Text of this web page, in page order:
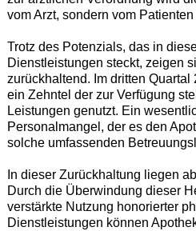
vom Arzt, sondern vom
Trotz des Potenzials, das in
Dienstleistungen steckt, zeigen
zurückhaltend. Im dritten Quartal
ein Zehntel der zur Verfügung
Leistungen genutzt. Ein
Personalmangel, der es den
solche umfassenden
In dieser Zurückhaltung liegen
Durch die Überwindung dieser
verstärkte Nutzung honorierter
Dienstleistungen können